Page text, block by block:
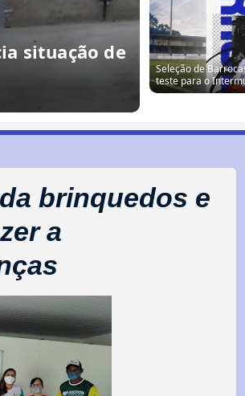
situação de
Seleção de
teste para o
brinquedos e
a